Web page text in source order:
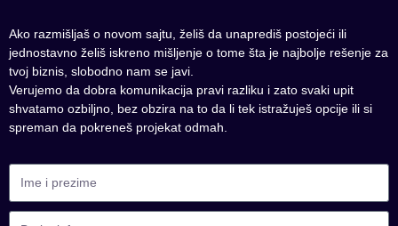
Ako razmišljaš o novom sajtu, želiš da unaprediš postojeći ili
jednostavno želiš iskreno mišljenje o tome šta je najbolje rešenje za
tvoj biznis, slobodno nam se javi.
Verujemo da dobra komunikacija pravi razliku i zato svaki upit
shvatamo ozbiljno, bez obzira na to da li tek istražuješ opcije ili si
spreman da pokreneš projekat odmah.